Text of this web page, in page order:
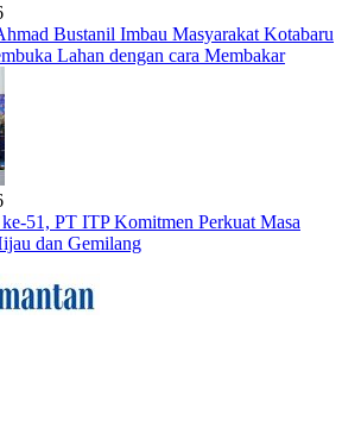
Bustanil Imbau Masyarakat Kotabaru
Lahan dengan cara Membakar
51, PT ITP Komitmen Perkuat Masa
dan Gemilang